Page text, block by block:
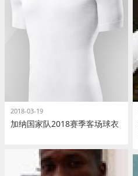
2018-03-19
加纳国家队2018赛季客场球衣